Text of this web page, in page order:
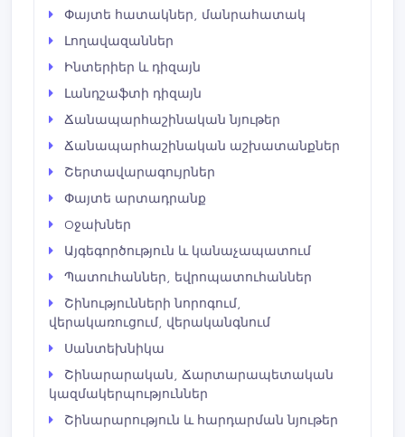
Փայտե հատակներ, մանրահատակ
Լողավազաններ
Ինտերիեր և դիզայն
Լանդշաֆտի դիզայն
Ճանապարհաշինական նյութեր
Ճանապարհաշինական աշխատանքներ
Շերտավարագույրներ
Փայտե արտադրանք
Oջախներ
Այգեգործություն և կանաչապատում
Պատուհաններ, եվրոպատուհաններ
Շինությունների նորոգում,
վերակառուցում, վերականգնում
Սանտեխնիկա
Շինարարական, Ճարտարապետական
կազմակերպություններ
Շինարարություն և հարդարման նյութեր